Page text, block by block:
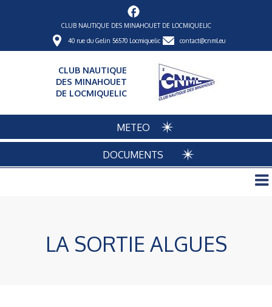
CLUB NAUTIQUE DES MINAHOUET DE LOCMIQUELIC
40 rue du Gelin 56570 Locmiquelic contact@cnml.eu
CLUB NAUTIQUE
DES MINAHOUET
DE LOCMIQUELIC
METEO
DOCUMENTS
LA SORTIE ALGUES